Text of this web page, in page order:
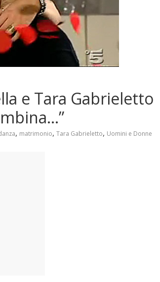
e Tara Gabrieletto
, matrimonio, Tara Gabrieletto, Uomini e Donne